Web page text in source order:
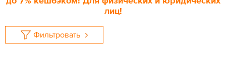
лиц!
Фильтровать